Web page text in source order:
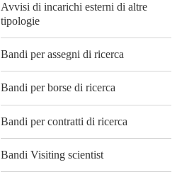
Avvisi di incarichi esterni di altre
tipologie
Bandi per assegni di ricerca
Bandi per borse di ricerca
Bandi per contratti di ricerca
Bandi Visiting scientist